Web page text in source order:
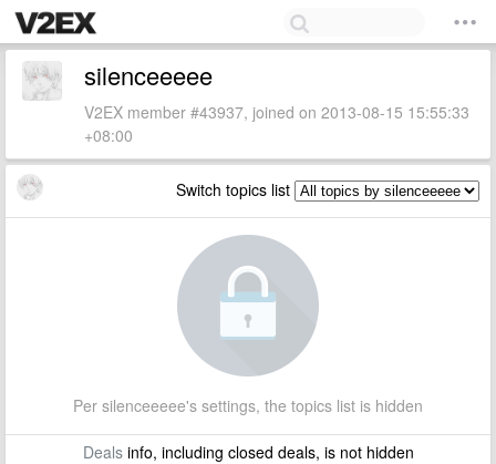
silenceeeee
V2EX member #43937, joined on 2013-08-15 15:55:33
+08:00
Switch topics list
Per silenceeeee's settings, the topics list is hidden
Dealsinfo, including closed deals, is not hidden